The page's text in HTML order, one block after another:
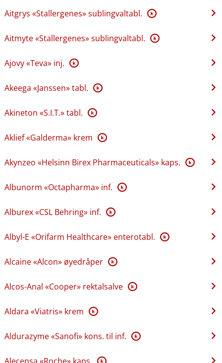
Aitgrys «Stallergenes» sublingvaltabl. K
Aitmyte «Stallergenes» sublingvaltabl. K
Ajovy «Teva» inj. K
Akeega «Janssen» tabl. K
Akineton «S.I.T.» tabl. K
Aklief «Galderma» krem K
Akynzeo «Helsinn Birex Pharmaceuticals» kaps. K
Albunorm «Octapharma» inf. K
Alburex «CSL Behring» inf. K
Albyl-E «Orifarm Healthcare» enterotabl. K
Alcaine «Alcon» øyedråper K
Alcos-Anal «Cooper» rektalsalve K
Aldara «Viatris» krem K
Aldurazyme «Sanofi» kons. til inf. K